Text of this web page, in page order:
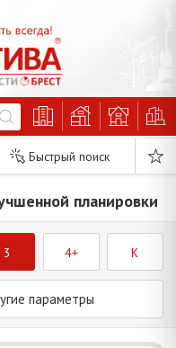
Быстрый поиск
планировки
3 4+ K
параметры